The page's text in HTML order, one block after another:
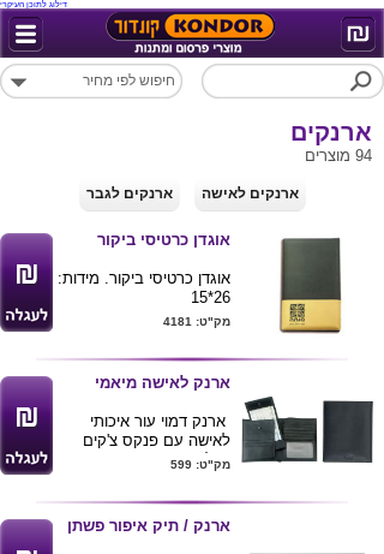
דילוג לתוכן העיקרי
ארנקים
94 מוצרים
ארנקים לאישה ארנקים לגבר
אוגדן כרטיסי ביקור
אוגדן כרטיסי ביקור. מידות:
26*15
מק"ט: 4181
ארנק לאישה מיאמי
ארנק דמוי עור איכותי
לאישה עם פנקס צ'קים
נשלף
ניתן להדפיס לוגו ע"ג
הארנק
מק"ט: 599
ארנק / תיק איפור פשתן